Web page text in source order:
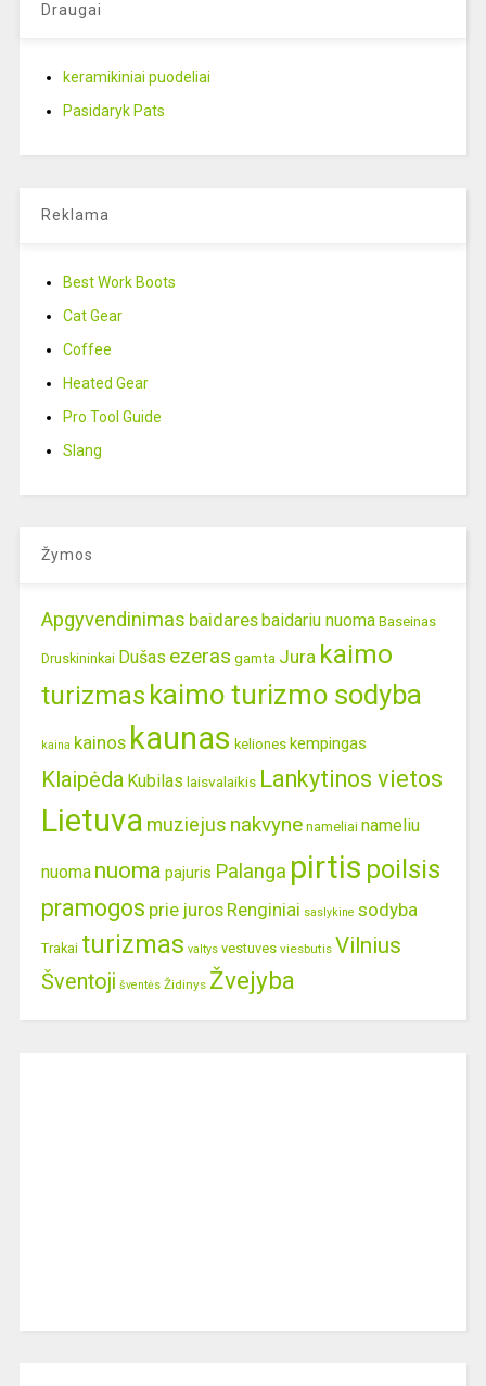
Draugai
keramikiniai puodeliai
Pasidaryk Pats
Reklama
Best Work Boots
Cat Gear
Coffee
Heated Gear
Pro Tool Guide
Slang
Žymos
Apgyvendinimas baidares baidariu nuoma Baseinas
Druskininkai Dušas ezeras gamta Jura kaimo
turizmas kaimo turizmo sodyba
kaina kainos kaunas keliones kempingas
Klaipėda Kubilas laisvalaikis Lankytinos vietos
Lietuva muziejus nakvyne nameliai nameliu
nuoma nuoma pajuris Palanga pirtis poilsis
pramogos prie juros Renginiai saslykine sodyba
Trakai turizmas valtys vestuves viesbutis Vilnius
Šventoji šventės Židinys Žvejyba